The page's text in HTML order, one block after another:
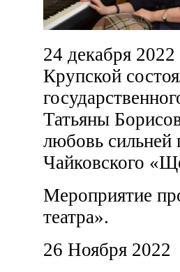
24 декабря
Крупской
Татьяны
любовь сильней
Чайковского
Мероприятие
театра».
26 Ноября 2022